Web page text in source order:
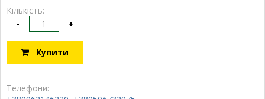
Кількість:
- +
Купити
Телефони: